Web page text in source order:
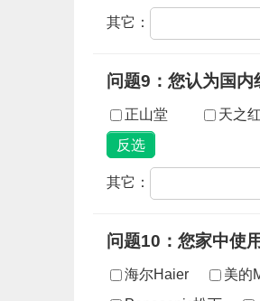
其它：
问题9：您认为国内
正山堂 天之红
其它：
问题10：您家中使
海尔Haier 美的